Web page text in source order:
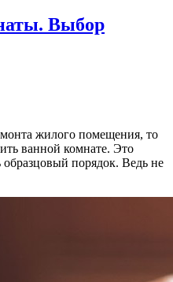
Выбор
жилого помещения, то
ванной комнате. Это
образцовый порядок. Ведь не